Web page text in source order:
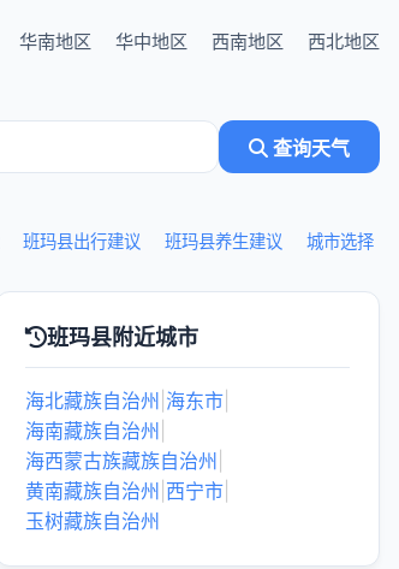
华南地区 华中地区 西南地区 西北地区
查询天气
班玛县出行建议 班玛县养生建议 城市选择
班玛县附近城市
海北藏族自治州 海东市
海南藏族自治州
海西蒙古族藏族自治州
黄南藏族自治州 西宁市
玉树藏族自治州